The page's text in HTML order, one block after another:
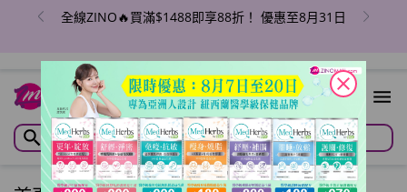
全線ZINO🔥買滿$1488即享88折！ 優惠至8月31日
close